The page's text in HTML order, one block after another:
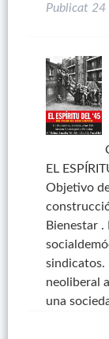
Publicat 24
EL
Objetivo
Bienestar
sindicatos.
neoliberal
una